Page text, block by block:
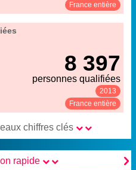
France entière
8 397
personnes qualifiées
2013
France entière
enseignants-
Source :
MENESR-DGRH
chiffres clés

rapide